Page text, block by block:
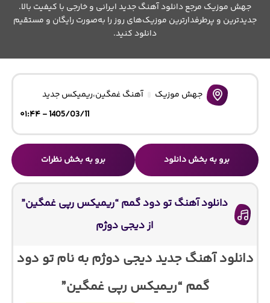
جهش موزیک مرجع دانلود آهنگ جدید ایرانی و خارجی با کیفیت بالا.
جدیدترین و پرطرفدارترین موزیک‌های روز را به‌صورت رایگان و مستقیم
دانلود کنید.
جهش موزیک آهنگ غمگین،ریمیکس جدید
1405/03/11 - ۰۱:۴۴
برو به بخش دانلود برو به بخش نظرات
دانلود آهنگ تو دود گمم “ریمیکس رپی غمگین”
از دیجی دوژم
دانلود آهنگ جدید دیجی دوژم به نام تو دود
گمم “ریمیکس رپی غمگین”